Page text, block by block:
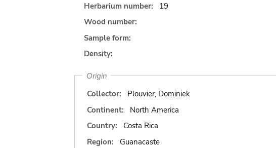
Herbarium number:
19
Wood number:
Sample form:
Density:
Origin
Collector:
Plouvier, Dominiek
Continent:
North America
Country:
Costa Rica
Region:
Guanacaste